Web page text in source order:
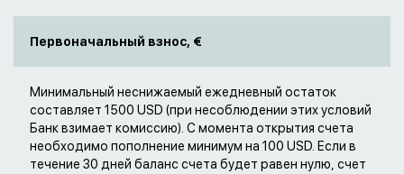
Первоначальный взнос, €
Минимальный неснижаемый ежедневный остаток
составляет 1500 USD (при несоблюдении этих условий
Банк взимает комиссию). С момента открытия счета
необходимо пополнение минимум на 100 USD. Если в
течение 30 дней баланс счета будет равен нулю, счет